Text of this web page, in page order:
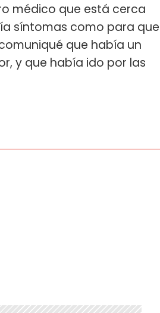
médico que está cerca
síntomas como para que
que había un
y que había ido por las